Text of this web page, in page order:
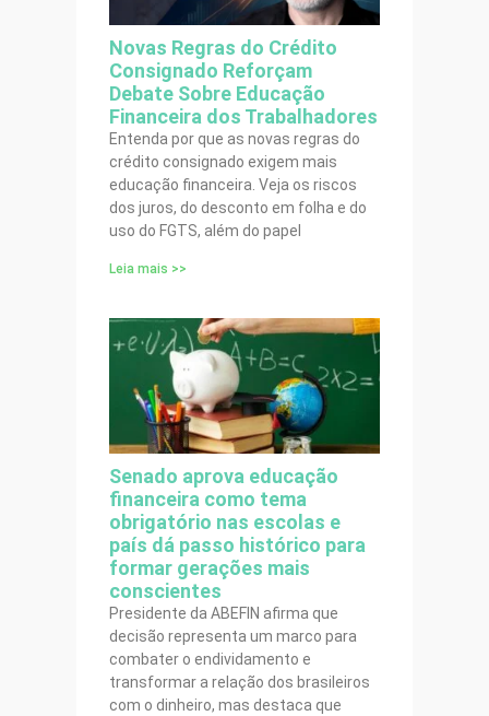
Novas Regras do Crédito
Consignado Reforçam
Debate Sobre Educação
Financeira dos Trabalhadores
Entenda por que as novas regras do
crédito consignado exigem mais
educação financeira. Veja os riscos
dos juros, do desconto em folha e do
uso do FGTS, além do papel
Leia mais >>
Senado aprova educação
financeira como tema
obrigatório nas escolas e
país dá passo histórico para
formar gerações mais
conscientes
Presidente da ABEFIN afirma que
decisão representa um marco para
combater o endividamento e
transformar a relação dos brasileiros
com o dinheiro, mas destaca que